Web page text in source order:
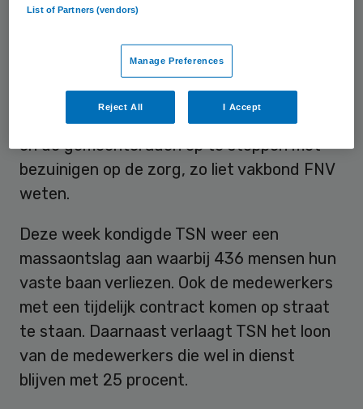
Van Rijn en de gemeenten hard snijden in de
thuiszorg, waardoor alleen al bij TSN in
korte tijd meer dan 1500 ontslagen zijn
gevallen. De actievoerders riepen Van Rijn
en de gemeenteraden op te stoppen met
bezuinigen op de zorg, zo liet vakbond FNV
weten.
Deze week kondigde TSN weer een
massaontslag aan waarbij 436 mensen hun
vaste baan verliezen. Ook de medewerkers
met een tijdelijk contract komen op straat
te staan. Daarnaast verlaagt TSN het loon
van de medewerkers die wel in dienst
blijven met 25 procent.
List of Partners (vendors)
Manage Preferences
Reject All I Accept